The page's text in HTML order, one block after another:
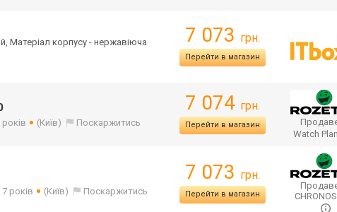
Матеріал корпусу - нержавіюча
7 073 грн.
Перейти в магазин
(Київ) Поскаржитись
7 074 грн.
Перейти в магазин
Watch
років (Київ) Поскаржитись
7 073 грн.
Перейти в магазин